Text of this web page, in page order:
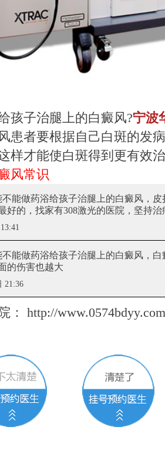
孩子治腿上的白癜风?宁波
患者要根据自己白斑的发
样才能使白斑得到更有效
风常识
不能做药浴给孩子治腿上的白癜风，皮
好的，找家有308激光的医院，坚持治
不能做药浴给孩子治腿上的白癜风，白
的伤害也越大
21:36
： http://